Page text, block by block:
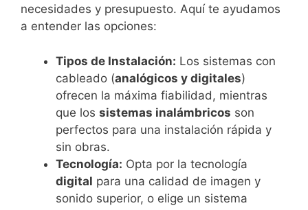
necesidades y presupuesto. Aquí te ayudamos
a entender las opciones:
Tipos de Instalación: Los sistemas con
cableado (analógicos y digitales)
ofrecen la máxima fiabilidad, mientras
que los sistemas inalámbricos son
perfectos para una instalación rápida y
sin obras.
Tecnología: Opta por la tecnología
digital para una calidad de imagen y
sonido superior, o elige un sistema